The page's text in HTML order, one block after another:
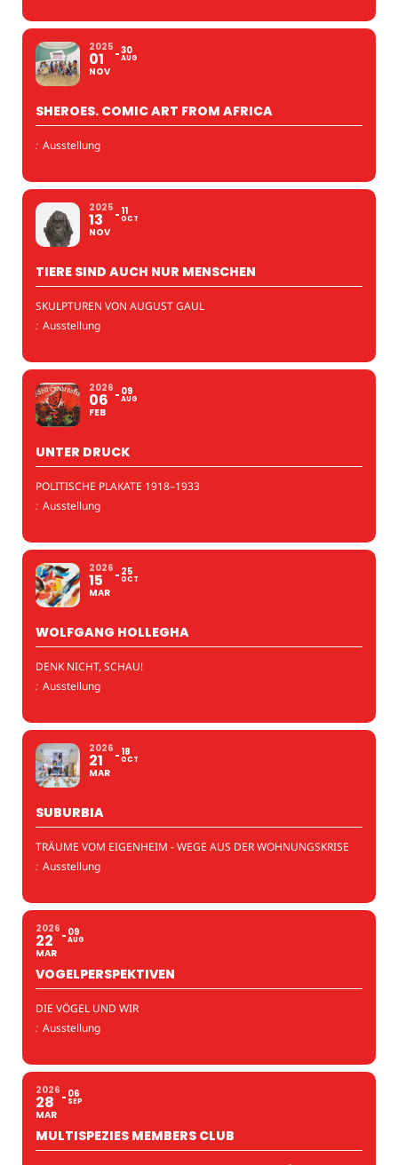
2025
01
NOV
30
AUG
SHEROES. COMIC ART FROM AFRICA
: Ausstellung
2025
13
NOV
11
OCT
TIERE SIND AUCH NUR MENSCHEN
SKULPTUREN VON AUGUST GAUL
: Ausstellung
2026
06
FEB
09
AUG
UNTER DRUCK
POLITISCHE PLAKATE 1918–1933
: Ausstellung
2026
15
MAR
25
OCT
WOLFGANG HOLLEGHA
DENK NICHT, SCHAU!
: Ausstellung
2026
21
MAR
18
OCT
SUBURBIA
TRÄUME VOM EIGENHEIM - WEGE AUS DER WOHNUNGSKRISE
: Ausstellung
2026
22
MAR
09
AUG
VOGELPERSPEKTIVEN
DIE VÖGEL UND WIR
: Ausstellung
2026
28
MAR
06
SEP
MULTISPEZIES MEMBERS CLUB